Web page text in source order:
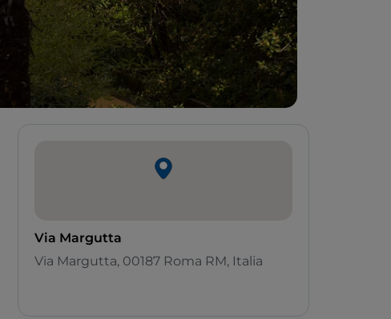
Via Margutta
Via Margutta, 00187 Roma RM, Italia